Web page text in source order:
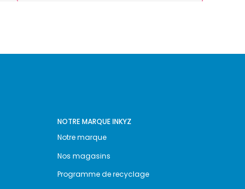
NOTRE MARQUE INKYZ
Notre marque
Nos magasins
Programme de recyclage